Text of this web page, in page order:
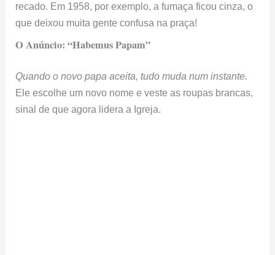
recado. Em 1958, por exemplo, a fumaça ficou cinza, o
que deixou muita gente confusa na praça!
O Anúncio: “Habemus Papam”
Quando o novo papa aceita, tudo muda num instante.
Ele escolhe um novo nome e veste as roupas brancas,
sinal de que agora lidera a Igreja.